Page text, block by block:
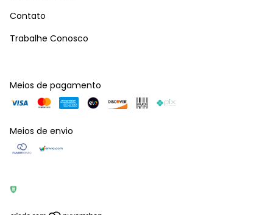
Contato
Trabalhe Conosco
Meios de pagamento
Meios de envio